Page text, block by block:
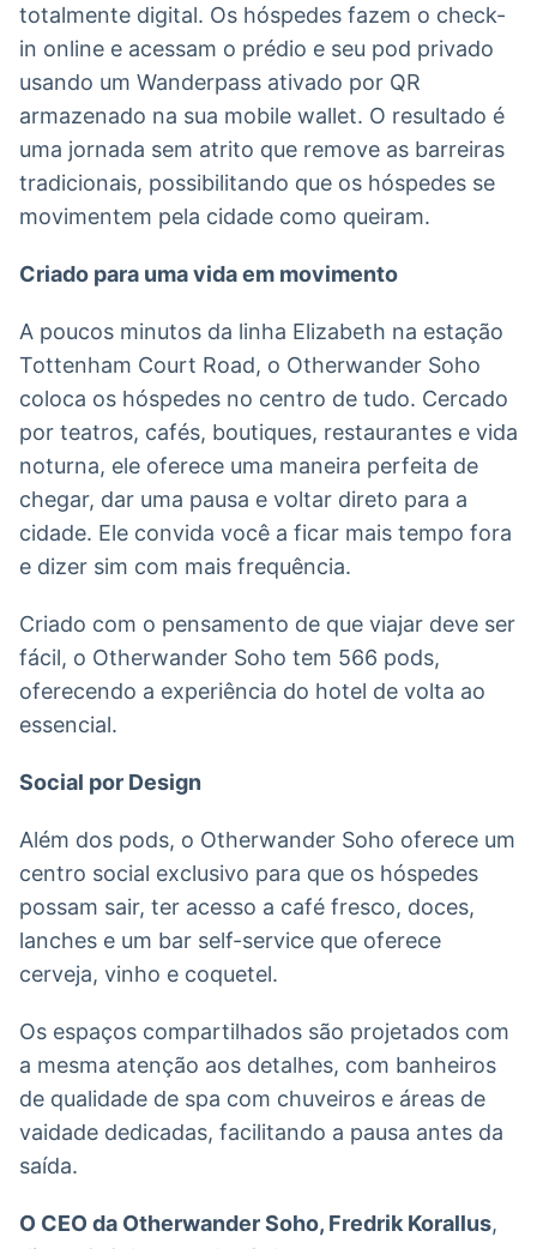
totalmente digital. Os hóspedes fazem o check-
in online e acessam o prédio e seu pod privado
usando um Wanderpass ativado por QR
armazenado na sua mobile wallet. O resultado é
uma jornada sem atrito que remove as barreiras
tradicionais, possibilitando que os hóspedes se
movimentem pela cidade como queiram.
Criado para uma vida em movimento
A poucos minutos da linha Elizabeth na estação
Tottenham Court Road, o Otherwander Soho
coloca os hóspedes no centro de tudo. Cercado
por teatros, cafés, boutiques, restaurantes e vida
noturna, ele oferece uma maneira perfeita de
chegar, dar uma pausa e voltar direto para a
cidade. Ele convida você a ficar mais tempo fora
e dizer sim com mais frequência.
Criado com o pensamento de que viajar deve ser
fácil, o Otherwander Soho tem 566 pods,
oferecendo a experiência do hotel de volta ao
essencial.
Social por Design
Além dos pods, o Otherwander Soho oferece um
centro social exclusivo para que os hóspedes
possam sair, ter acesso a café fresco, doces,
lanches e um bar self-service que oferece
cerveja, vinho e coquetel.
Os espaços compartilhados são projetados com
a mesma atenção aos detalhes, com banheiros
de qualidade de spa com chuveiros e áreas de
vaidade dedicadas, facilitando a pausa antes da
saída.
O CEO da Otherwander Soho, Fredrik Korallus,